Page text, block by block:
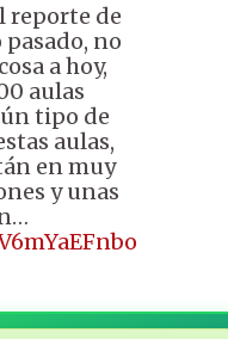
reporte de
pasado, no
a hoy,
aulas
tipo de
aulas,
en muy
y unas